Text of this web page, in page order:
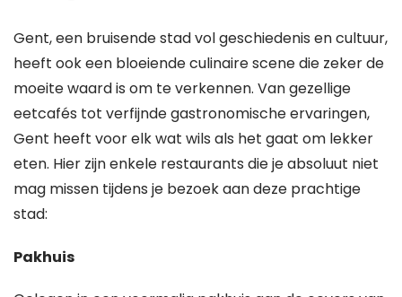
Gent, een bruisende stad vol geschiedenis en cultuur,
heeft ook een bloeiende culinaire scene die zeker de
moeite waard is om te verkennen. Van gezellige
eetcafés tot verfijnde gastronomische ervaringen,
Gent heeft voor elk wat wils als het gaat om lekker
eten. Hier zijn enkele restaurants die je absoluut niet
mag missen tijdens je bezoek aan deze prachtige
stad:
Pakhuis